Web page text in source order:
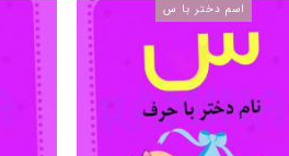
اسم دختر با س